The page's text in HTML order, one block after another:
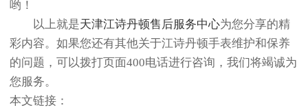
哟！
以上就是天津江诗丹顿售后服务中心为您分享的精
彩内容。如果您还有其他关于江诗丹顿手表维护和保养
的问题，可以拨打页面400电话进行咨询，我们将竭诚为
您服务。
本文链接：